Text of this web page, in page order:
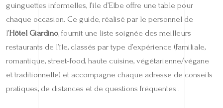
guinguettes informelles, l’île d’Elbe offre une table pour
chaque occasion. Ce guide, réalisé par le personnel de
l’Hôtel Giardino, fournit une liste soignée des meilleurs
restaurants de l’île, classés par type d’expérience (familiale,
romantique, street‑food, haute cuisine, végétarienne/végane
et traditionnelle) et accompagne chaque adresse de conseils
pratiques, de distances et de questions fréquentes .